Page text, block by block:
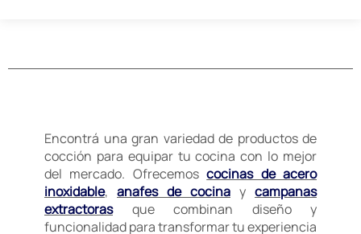
Encontrá una gran variedad de productos de
cocción para equipar tu cocina con lo mejor
del mercado. Ofrecemoscocinas de acero
inoxidable, anafes de cocina y campanas
extractorasque combinan diseño y
funcionalidad para transformar tu experiencia